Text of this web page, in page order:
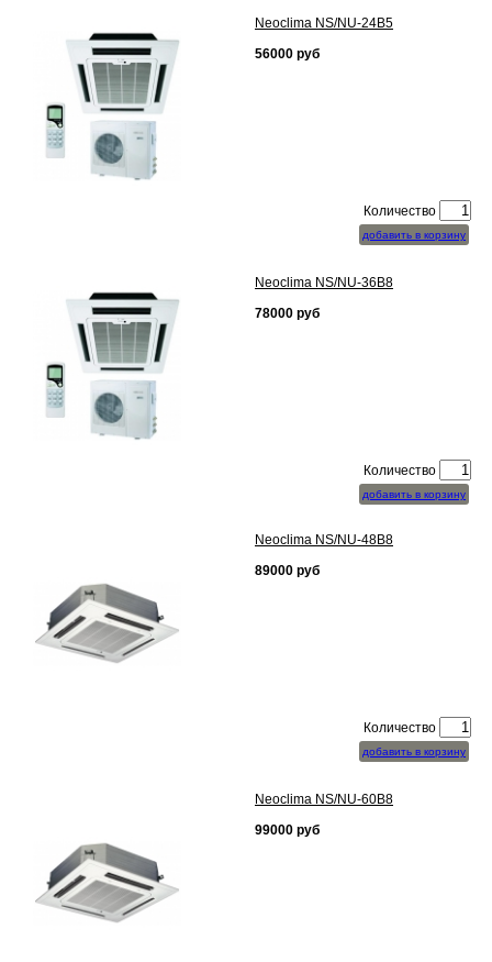
Neoclima NS/NU-24B5
56000 руб
Количество
добавить в корзину
Neoclima NS/NU-36B8
78000 руб
Количество
добавить в корзину
Neoclima NS/NU-48B8
89000 руб
Количество
добавить в корзину
Neoclima NS/NU-60B8
99000 руб